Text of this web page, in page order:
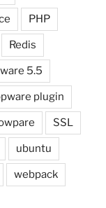
PHP
Redis
5.5
plugin
SSL
ubuntu
webpack